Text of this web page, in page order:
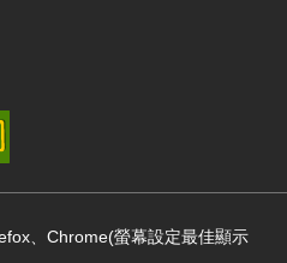
、Chrome(螢幕設定最佳顯示